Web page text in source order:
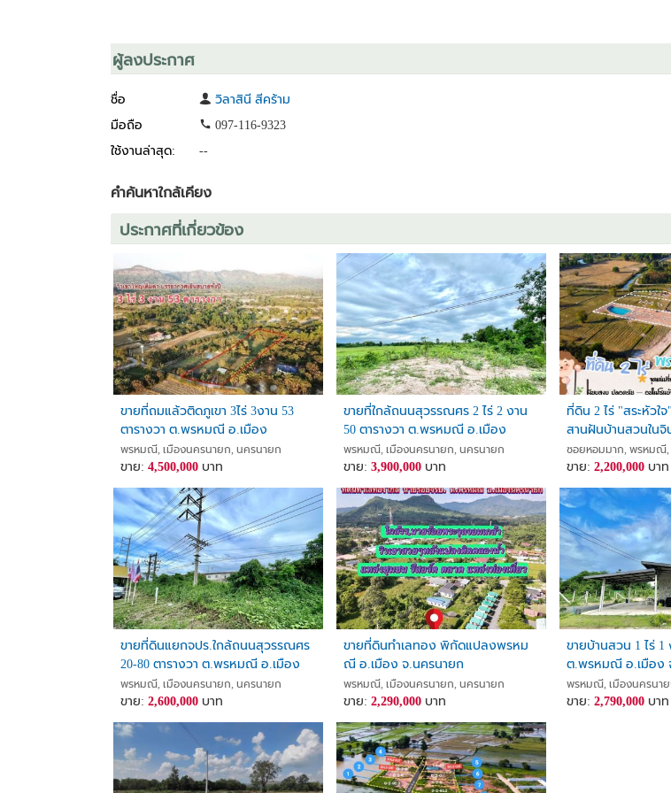
ผู้ลงประกาศ
ชื่อ
วิลาสินี สีคร้าม
มือถือ
097-116-9323
ใช้งานล่าสุด:
--
คำค้นหาใกล้เคียง
ประกาศที่เกี่ยวข้อง
ขายที่ถมแล้วติดภูเขา 3ไร่ 3งาน 53
ตารางวา ต.พรหมณี อ.เมือง
จ.นครนายก ใกล้ชุมชน
พรหมณี, เมืองนครนายก, นครนายก
ขาย: 4,500,000บาท
ขายที่ใกล้ถนนสุวรรณศร 2 ไร่ 2 งาน
50 ตารางวา ต.พรหมณี อ.เมือง
จ.นครนายก ติดถนน ติดคลอง
พรหมณี, เมืองนครนายก, นครนายก
ขาย:3,900,000 บาท
ที่ดิน 2 ไร่ "สระหัวใจ
สานฝันบ้านสวนในจิ
จริง ที่พรหมณี นคร
ซอยหอมมาก, พรหมณี,
ขาย:2,200,000 บาท
ขายที่ดินแยกจปร.ใกล้ถนนสุวรรณศร
20-80 ตารางวา ต.พรหมณี อ.เมือง
จ.นครนายก
พรหมณี, เมืองนครนายก, นครนายก
ขาย: 2,600,000บาท
ขายที่ดินทำเลทอง พิกัดแปลงพรหม
ณี อ.เมือง จ.นครนายก
พรหมณี, เมืองนครนายก, นครนายก
ขาย:2,290,000 บาท
ขายบ้านสวน 1 ไร่ 1
ต.พรหมณี อ.เมือง
ถนน
พรหมณี, เมืองนครนา
ขาย:2,790,000 บาท